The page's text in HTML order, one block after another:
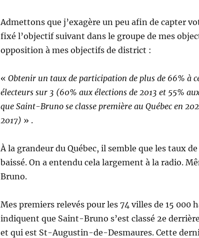
Admettons que j’exagère un peu afin de capter
fixé l’objectif suivant dans le groupe de mes
opposition à mes objectifs de district :
« Obtenir un taux de participation de plus de 66% à
électeurs sur 3 (60% aux élections de 2013 et 55%
que Saint-Bruno se classe première au Québec en
2017) » .
À la grandeur du Québec, il semble que les taux
baissé. On a entendu cela largement à la radio.
Bruno.
Mes premiers relevés pour les 74 villes de 15 000
indiquent que Saint-Bruno s’est classé 2e
et qui est St-Augustin-de-Desmaures. Cette